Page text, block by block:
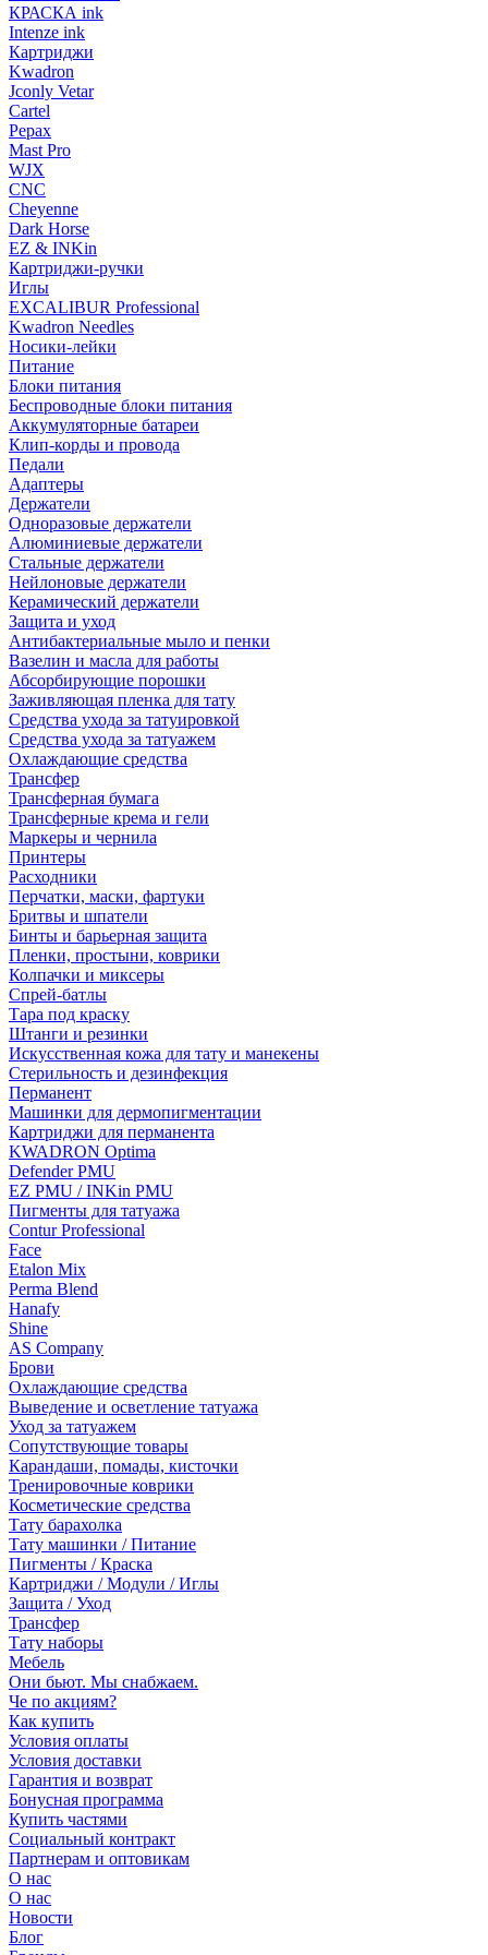
КРАСКА ink
Intenze ink
Картриджи
Kwadron
Jconly Vetar
Cartel
Pepax
Mast Pro
WJX
CNC
Cheyenne
Dark Horse
EZ & INKin
Картриджи-ручки
Иглы
EXCALIBUR Professional
Kwadron Needles
Носики-лейки
Питание
Блоки питания
Беспроводные блоки питания
Аккумуляторные батареи
Клип-корды и провода
Педали
Адаптеры
Держатели
Одноразовые держатели
Алюминиевые держатели
Стальные держатели
Нейлоновые держатели
Керамический держатели
Защита и уход
Антибактериальные мыло и пенки
Вазелин и масла для работы
Абсорбирующие порошки
Заживляющая пленка для тату
Средства ухода за татуировкой
Средства ухода за татуажем
Охлаждающие средства
Трансфер
Трансферная бумага
Трансферные крема и гели
Маркеры и чернила
Принтеры
Расходники
Перчатки, маски, фартуки
Бритвы и шпатели
Бинты и барьерная защита
Пленки, простыни, коврики
Колпачки и миксеры
Спрей-батлы
Тара под краску
Штанги и резинки
Искусственная кожа для тату и манекены
Стерильность и дезинфекция
Перманент
Машинки для дермопигментации
Картриджи для перманента
KWADRON Optima
Defender PMU
EZ PMU / INKin PMU
Пигменты для татуажа
Contur Professional
Face
Etalon Mix
Perma Blend
Hanafy
Shine
AS Company
Брови
Охлаждающие средства
Выведение и осветление татуажа
Уход за татуажем
Сопутствующие товары
Карандаши, помады, кисточки
Тренировочные коврики
Косметические средства
Тату барахолка
Тату машинки / Питание
Пигменты / Краска
Картриджи / Модули / Иглы
Защита / Уход
Трансфер
Тату наборы
Мебель
Они бьют. Мы снабжаем.
Че по акциям?
Как купить
Условия оплаты
Условия доставки
Гарантия и возврат
Бонусная программа
Купить частями
Социальный контракт
Партнерам и оптовикам
О нас
О нас
Новости
Блог